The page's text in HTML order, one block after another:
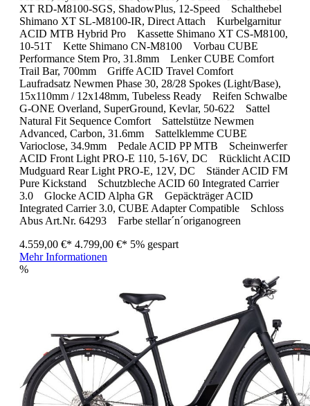
XT RD-M8100-SGS, ShadowPlus, 12-Speed Schalthebel
Shimano XT SL-M8100-IR, Direct Attach Kurbelgarnitur
ACID MTB Hybrid Pro Kassette Shimano XT CS-M8100,
10-51T Kette Shimano CN-M8100 Vorbau CUBE
Performance Stem Pro, 31.8mm Lenker CUBE Comfort
Trail Bar, 700mm Griffe ACID Travel Comfort
Laufradsatz Newmen Phase 30, 28/28 Spokes (Light/Base),
15x110mm / 12x148mm, Tubeless Ready Reifen Schwalbe
G-ONE Overland, SuperGround, Kevlar, 50-622 Sattel
Natural Fit Sequence Comfort Sattelstütze Newmen
Advanced, Carbon, 31.6mm Sattelklemme CUBE
Varioclose, 34.9mm Pedale ACID PP MTB Scheinwerfer
ACID Front Light PRO-E 110, 5-16V, DC Rücklicht ACID
Mudguard Rear Light PRO-E, 12V, DC Ständer ACID FM
Pure Kickstand Schutzbleche ACID 60 Integrated Carrier
3.0 Glocke ACID Alpha GR Gepäckträger ACID
Integrated Carrier 3.0, CUBE Adapter Compatible Schloss
Abus Art.Nr. 64293 Farbe stellar´n´origanogreen
4.559,00 €* 4.799,00 €* 5% gespart
Mehr Informationen
%